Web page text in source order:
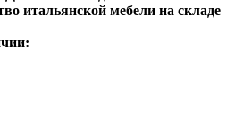
итальянской мебели на складе